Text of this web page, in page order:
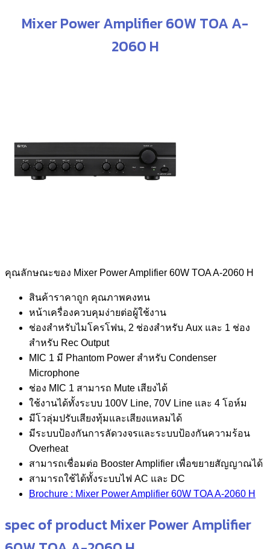
Mixer Power Amplifier 60W TOA A-
2060 H
คุณลักษณะของ Mixer Power Amplifier 60W TOA A-2060 H
สินค้าราคาถูก คุณภาพคงทน
หน้าเครื่องควบคุมง่ายต่อผู้ใช้งาน
ช่องสำหรับไมโครโฟน, 2 ช่องสำหรับ Aux และ 1 ช่อง
สำหรับ Rec Output
MIC 1 มี Phantom Power สำหรับ Condenser
Microphone
ช่อง MIC 1 สามารถ Mute เสียงได้
ใช้งานได้ทั้งระบบ 100V Line, 70V Line และ 4 โอห์ม
มีโวลุ่มปรับเสียงทุ้มและเสียงแหลมได้
มีระบบป้องกันการลัดวงจรและระบบป้องกันความร้อน
Overheat
สามารถเชื่อมต่อ Booster Amplifier เพื่อขยายสัญญาณได้
สามารถใช้ได้ทั้งระบบไฟ AC และ DC
Brochure : Mixer Power Amplifier 60W TOA A-2060 H
spec of product Mixer Power Amplifier